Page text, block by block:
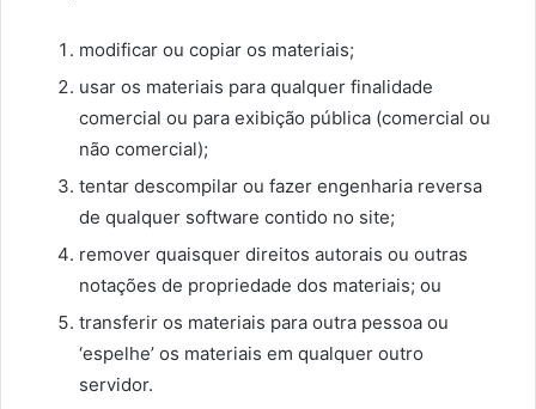
modificar ou copiar os materiais;
usar os materiais para qualquer finalidade
comercial ou para exibição pública (comercial ou
não comercial);
tentar descompilar ou fazer engenharia reversa
de qualquer software contido no site;
remover quaisquer direitos autorais ou outras
notações de propriedade dos materiais; ou
transferir os materiais para outra pessoa ou
‘espelhe’ os materiais em qualquer outro
servidor.